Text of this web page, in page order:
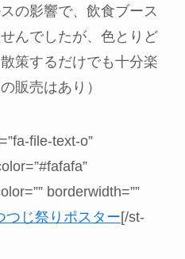
の影響で、飲食ブース
んでしたが、色とりど
策するだけでも十分楽
販売はあり）
file-text-o”
borderwidth=””
つじ祭りポスター[/st-